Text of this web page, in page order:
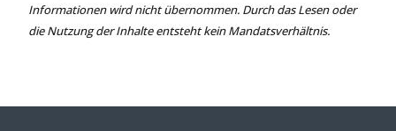
Informationen wird nicht übernommen. Durch das Lesen oder
die Nutzung der Inhalte entsteht kein Mandatsverhältnis.